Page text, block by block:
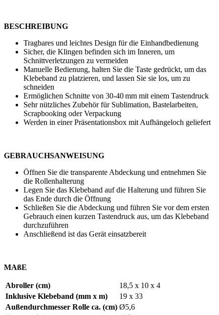
BESCHREIBUNG
Tragbares und leichtes Design für die Einhandbedienung
Sicher, die Klingen befinden sich im Inneren, um
Schnittverletzungen zu vermeiden
Manuelle Bedienung, halten Sie die Taste gedrückt, um das
Klebeband zu platzieren, und lassen Sie sie los, um zu
schneiden
Ermöglichen Schnitte von 30-40 mm mit einem Tastendruck
Sehr nützliches Zubehör für Sublimation, Bastelarbeiten,
Scrapbooking oderVerpackung
Werden in einer Präsentationsbox mit Aufhängeloch geliefert
GEBRAUCHSANWEISUNG
Öffnen Sie die transparente Abdeckung und entnehmen Sie
die Rollenhalterung
Legen Sie das Klebeband auf die Halterung und führen Sie
das Ende durch die Öffnung
Schließen Sie die Abdeckung und führen Sie vor dem ersten
Gebrauch einen kurzen Tastendruck aus, um das Klebeband
durchzuführen
Anschließend ist das Gerät einsatzbereit
MAßE
Abroller (cm)
18,5 x 10 x 4
Inklusive Klebeband (mm x m)
19 x 33
Außendurchmesser Rolle ca. (cm) Ø5,6